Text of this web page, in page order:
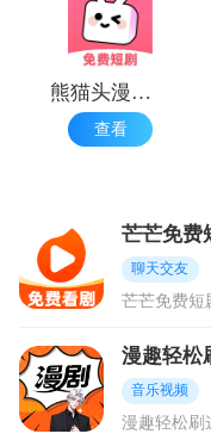
熊猫头漫画短剧手机版
查看
芒芒免费
聊天交友
漫趣轻松
音乐视频